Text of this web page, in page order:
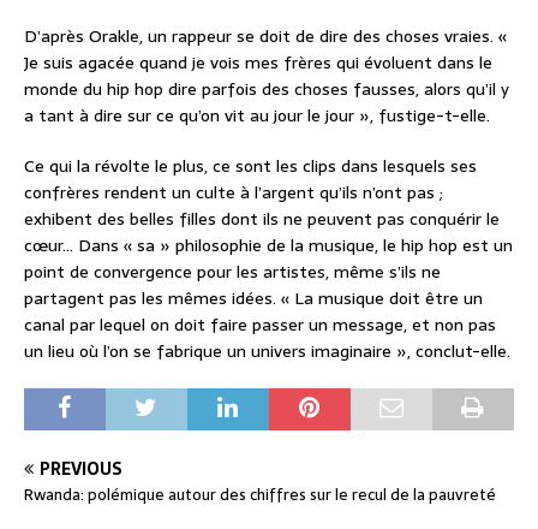
D’après Orakle, un rappeur se doit de dire des choses vraies. «
Je suis agacée quand je vois mes frères qui évoluent dans le
monde du hip hop dire parfois des choses fausses, alors qu’il y
a tant à dire sur ce qu’on vit au jour le jour », fustige-t-elle.
Ce qui la révolte le plus, ce sont les clips dans lesquels ses
confrères rendent un culte à l’argent qu’ils n’ont pas ;
exhibent des belles filles dont ils ne peuvent pas conquérir le
cœur… Dans « sa » philosophie de la musique, le hip hop est un
point de convergence pour les artistes, même s’ils ne
partagent pas les mêmes idées. « La musique doit être un
canal par lequel on doit faire passer un message, et non pas
un lieu où l’on se fabrique un univers imaginaire », conclut-elle.
PREVIOUS
Rwanda: polémique autour des chiffres sur le recul de la pauvreté